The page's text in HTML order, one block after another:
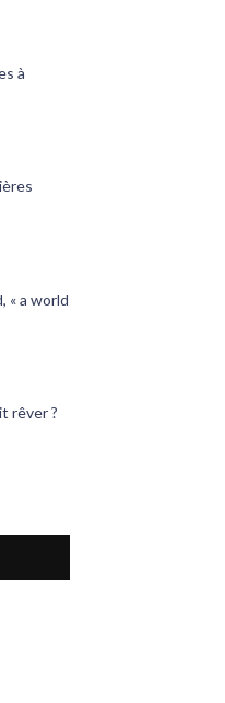
à
« a world
rêver ?